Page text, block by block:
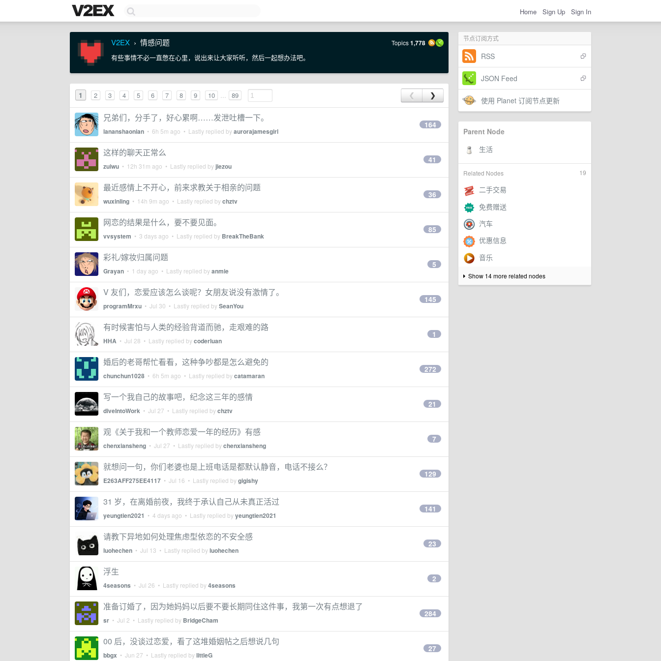
Home Sign Up Sign In
节点订阅方式
RSS
JSON Feed
使用 Planet 订阅节点更新
Parent Node
19
Related Nodes
Show 14 more related nodes
V2EX › 情感问题 Topics1,778
有些事情不必一直憋在心里，说出来让大家听听，然后一起想办法吧。
1 2 3 4 5 6 7 8 9 10 ... 89 ❮ ❯
兄弟们，分手了，好心累啊……发泄吐槽一下。
lananshaonian • 6h 5m ago • Lastly replied byaurorajamesgirl
164
这样的聊天正常么
zuiwu • 12h 31m ago • Lastly replied by jiezou
41
最近感情上不开心，前来求教关于相亲的问题
wuxinling • 14h 9m ago • Lastly replied bychztv
36
网恋的结果是什么，要不要见面。
vvsystem • 3 days ago • Lastly replied by BreakTheBank
85
彩礼/嫁妆归属问题
Grayan • 1 day ago • Lastly replied byanmie
5
V 友们，恋爱应该怎么谈呢？女朋友说没有激情了。
programMrxu • Jul 30 • Lastly replied bySeanYou
145
有时候害怕与人类的经验背道而驰，走艰难的路
HHA • Jul 28 • Lastly replied bycoderluan
1
婚后的老哥帮忙看看，这种争吵都是怎么避免的
chunchun1028 • 6h 5m ago • Lastly replied bycatamaran
272
​写一个我自己的故事吧，纪念这三年的感情
diveIntoWork • Jul 27 • Lastly replied bychztv
21
观《关于我和一个教师恋爱一年的经历》有感
chenxiansheng • Jul 27 • Lastly replied bychenxiansheng
7
就想问一句，你们老婆也是上班电话是都默认静音，电话不接么？
E263AFF275EE4117 • Jul 16 • Lastly replied bygigishy
129
31 岁，在离婚前夜，我终于承认自己从未真正活过
yeungtien2021 • 4 days ago • Lastly replied byyeungtien2021
141
请教下异地如何处理焦虑型依恋的不安全感
luohechen • Jul 13 • Lastly replied byluohechen
23
浮生
4seasons • Jul 26 • Lastly replied by4seasons
2
准备订婚了，因为她妈妈以后要不要长期同住这件事，我第一次有点想退了
sr • Jul 2 • Lastly replied by BridgeCham
284
00 后，没谈过恋爱，看了这堆婚姻帖之后想说几句
bbgx • Jun 27 • Lastly replied bylittleG
27